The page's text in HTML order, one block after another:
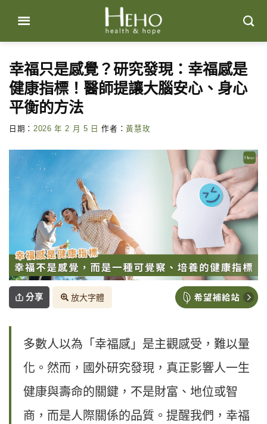
content
幸福只是感覺？研究發現：幸福感是
健康指標！醫師提讓大腦安心、身心
平衡的方法
日期： 2026 年 2 月 5 日 作者：黃慧玫
分享 放大字體
多數人以為「幸福感」是主觀感受，難以量
化。然而，國外研究發現，真正影響人一生
健康與壽命的關鍵，不是財富、地位或智
商，而是人際關係的品質。提醒我們，幸福